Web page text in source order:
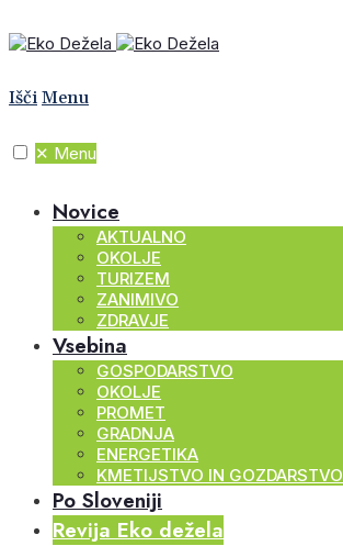
Išči Menu
✕ Menu
Novice
AKTUALNO
OKOLJE
TURIZEM
ZANIMIVO
ZDRAVJE
Vsebina
GOSPODARSTVO
OKOLJE
PROMET
GRADNJA
ENERGETIKA
KMETIJSTVO IN GOZDARSTVO
Po Sloveniji
Revija Eko dežela